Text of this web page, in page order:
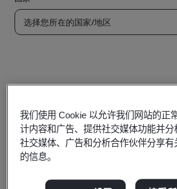
我们使用 Cookie 以允许我们网站的正
计内容和广告、提供社交媒体功能并分
社交媒体、广告和分析合作伙伴分享
的信息。